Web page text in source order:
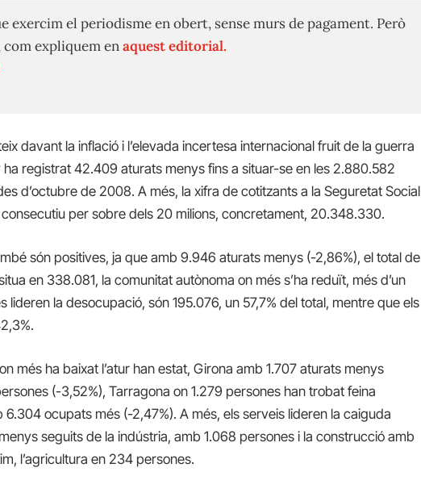
exercim el periodisme en obert, sense murs de pagament. Però
com expliquem enaquest editorial.
davant la inflació i l’elevada incertesa internacional fruit de la guerra
ha registrat 42.409 aturats menys fins a situar-se en les 2.880.582
d’octubre de 2008. A més, la xifra de cotitzants a la Seguretat Social
per sobre dels 20 milions, concretament, 20.348.330.
són positives, ja que amb 9.946 aturats menys (-2,86%), el total de
en 338.081, la comunitat autònoma on més s’ha reduït, més d’un
lideren la desocupació, són 195.076, un 57,7% del total, mentre que els
més ha baixat l’atur han estat, Girona amb 1.707 aturats menys
(-3,52%), Tarragona on 1.279 persones han trobat feina
6.304 ocupats més (-2,47%). A més, els serveis lideren la caiguda
seguits de la indústria, amb 1.068 persones i la construcció amb
l’agricultura en 234 persones.